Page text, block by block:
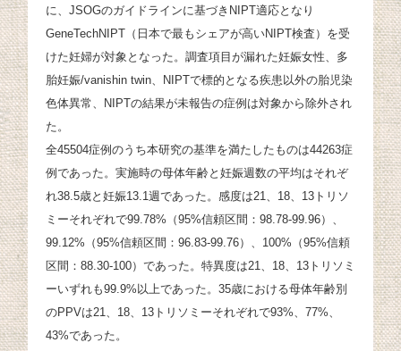
に、JSOGのガイドラインに基づきNIPT適応となり
GeneTechNIPT（日本で最もシェアが高いNIPT検査）を受
けた妊婦が対象となった。調査項目が漏れた妊娠女性、多
胎妊娠/vanishin twin、NIPTで標的となる疾患以外の胎児染
色体異常、NIPTの結果が未報告の症例は対象から除外され
た。
全45504症例のうち本研究の基準を満たしたものは44263症
例であった。実施時の母体年齢と妊娠週数の平均はそれぞ
れ38.5歳と妊娠13.1週であった。感度は21、18、13トリソ
ミーそれぞれで99.78%（95%信頼区間：98.78-99.96）、
99.12%（95%信頼区間：96.83-99.76）、100%（95%信頼
区間：88.30-100）であった。特異度は21、18、13トリソミ
ーいずれも99.9%以上であった。35歳における母体年齢別
のPPVは21、18、13トリソミーそれぞれで93%、77%、
43%であった。